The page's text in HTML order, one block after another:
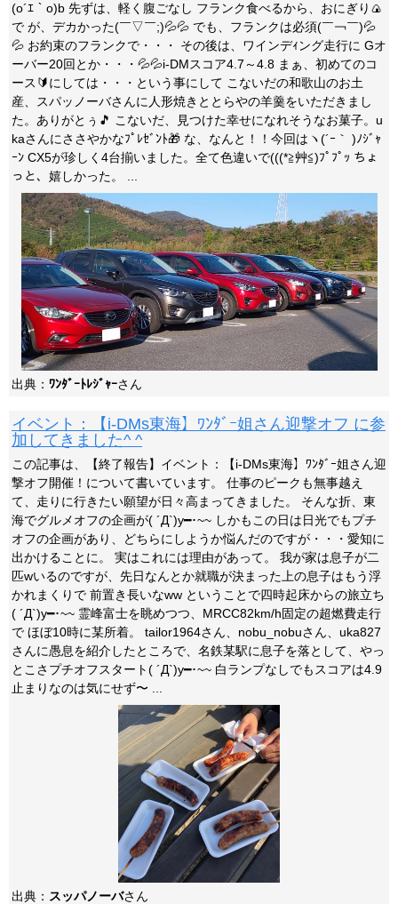
(o´ｴ｀o)b 先ずは、軽く腹ごなし フランク食べるから、おにぎり🍙
で が、デカかった(￣▽￣;)💦💦 でも、フランクは必須(￣￢￣)💦
💦 お約束のフランクで・・・ その後は、ワインデｨング走行に Gオ
ーバー20回とか・・・💦💦i-DMスコア4.7～4.8 まぁ、初めてのコ
ース🔰にしては・・・という事にして こないだの和歌山のお土
産、スパッノーバさんに人形焼きととらやの羊羹をいただきまし
た。ありがとぅ🎵 こないだ、見つけた幸せになれそうなお菓子。u
kaさんにささやかなﾌﾟﾚｾﾞﾝﾄ🎁 な、なんと！！今回はヽ(´ｰ｀ )ﾉｼﾞｬ
ｰﾝ CX5が珍しく4台揃いました。全て色違いで(((*≧艸≦)ﾌﾟﾌﾟｯ ちょ
っと、嬉しかった。 ...
出典： ﾜﾝﾀﾞｰﾄﾚｼﾞｬｰさん
イベント：【i-DMs東海】ﾜﾝﾀﾞｰ姐さん迎撃オフ に参
加してきました^ ^
この記事は、【終了報告】イベント：【i-DMs東海】ﾜﾝﾀﾞｰ姐さん迎
撃オフ開催！について書いています。 仕事のピークも無事越え
て、走りに行きたい願望が日々高まってきました。 そんな折、東
海でグルメオフの企画が( ´Д`)y━･~~ しかもこの日は日光でもプチ
オフの企画があり、どちらにしようか悩んだのですが・・・愛知に
出かけることに。 実はこれには理由があって。 我が家は息子が二
匹wいるのですが、先日なんとか就職が決まった上の息子はもう浮
かれまくりで 前置き長いなww ということで四時起床からの旅立ち
( ´Д`)y━･~~ 霊峰富士を眺めつつ、MRCC82km/h固定の超燃費走行
で ほぼ10時に某所着。 tailor1964さん、nobu_nobuさん、uka827
さんに愚息を紹介したところで、名鉄某駅に息子を落として、やっ
とこさプチオフスタート( ´Д`)y━･~~ 白ランプなしでもスコアは4.9
止まりなのは気にせず〜 ...
出典： スッパノーバさん